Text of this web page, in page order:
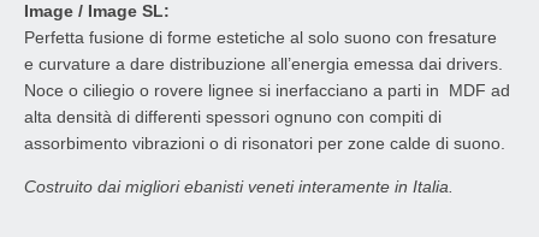
Image / Image SL:
Perfetta fusione di forme estetiche al solo suono con fresature
e curvature a dare distribuzione all’energia emessa dai drivers.
Noce o ciliegio o rovere lignee si inerfacciano a parti in MDF ad
alta densità di differenti spessori ognuno con compiti di
assorbimento vibrazioni o di risonatori per zone calde di suono.
Costruito dai migliori ebanisti veneti interamente in Italia.